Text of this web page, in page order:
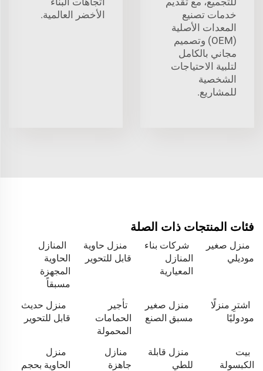
خدمات تصنيع
المعدات الأصلية
(OEM) وتصميم
مجاني بالكامل
لتلبية الاحتياجات
الشخصية
للمشاريع.
الأخضر العالمية.
فئات المنتجات ذات الصلة
منزل صغير
موديلي
شركات بناء
المنازل
المعيارية
منزل حاوية
قابل للتحوير
المنازل
الحاوية
المجهزة
مسبقاً
اشترِ منزلًا
مودوليًا
منزل صغير
مسبق الصنع
تأجير
الحمامات
المحمولة
منزل حديث
قابل للتحوير
بيت
الكبسولة
منزل قابلة
للطي
منازل
جاهزة
منزل
الحاوية بحجم